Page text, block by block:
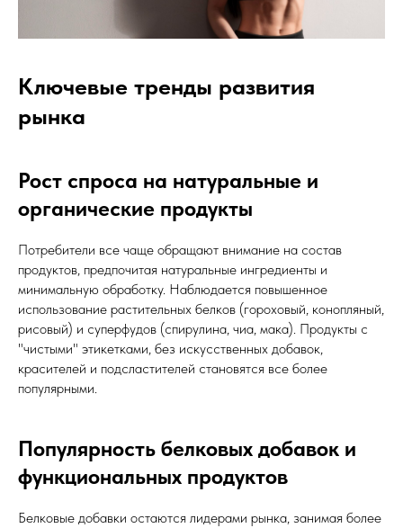
Ключевые тренды развития
рынка
Рост спроса на натуральные и
органические продукты
Потребители все чаще обращают внимание на состав
продуктов, предпочитая натуральные ингредиенты и
минимальную обработку. Наблюдается повышенное
использование растительных белков (гороховый, конопляный,
рисовый) и суперфудов (спирулина, чиа, мака). Продукты с
"чистыми" этикетками, без искусственных добавок,
красителей и подсластителей становятся все более
популярными.
Популярность белковых добавок и
функциональных продуктов
Белковые добавки остаются лидерами рынка, занимая более